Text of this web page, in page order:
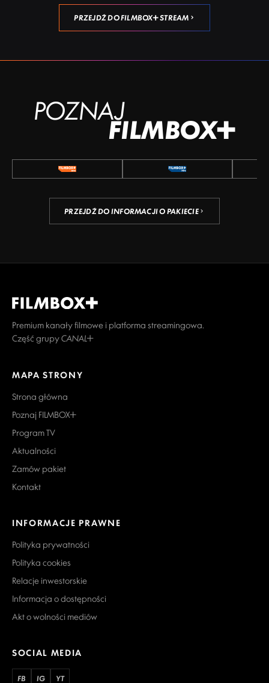
PRZEJDŹ DO FILMBOX+ STREAM
POZNAJ
FILMBOX+
PRZEJDŹ DO INFORMACJI O PAKIECIE
Premium kanały filmowe i platforma streamingowa.
Część grupy CANAL+
MAPA STRONY
Strona główna
Poznaj FILMBOX+
Program TV
Aktualności
Zamów pakiet
Kontakt
INFORMACJE PRAWNE
Polityka prywatności
Polityka cookies
Relacje inwestorskie
Informacja o dostępności
Akt o wolności mediów
SOCIAL MEDIA
FB IG YT